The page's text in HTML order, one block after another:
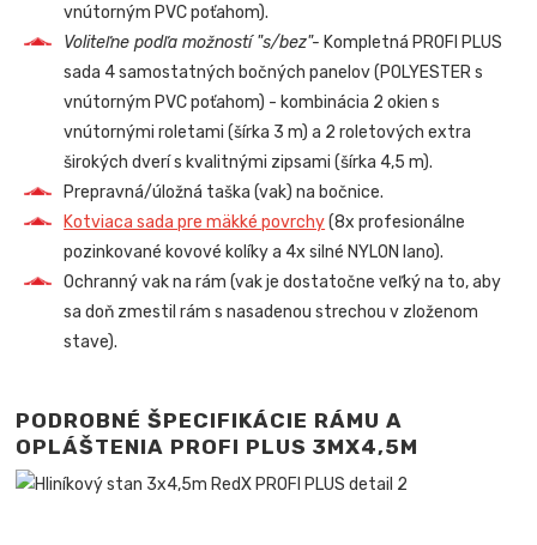
vnútorným PVC poťahom).
Voliteľne podľa možností "s/bez"- Kompletná PROFI PLUS
sada 4 samostatných bočných panelov (POLYESTER s
vnútorným PVC poťahom) - kombinácia 2 okien s
vnútornými roletami (šírka 3 m) a 2 roletových extra
širokých dverí s kvalitnými zipsami (šírka 4,5 m).
Prepravná/úložná taška (vak) na bočnice.
Kotviaca sada pre mäkké povrchy(8x profesionálne
pozinkované kovové kolíky a 4x silné NYLON lano).
Ochranný vak na rám (vak je dostatočne veľký na to, aby
sa doň zmestil rám s nasadenou strechou v zloženom
stave).
PODROBNÉ ŠPECIFIKÁCIE RÁMU A
OPLÁŠTENIA PROFI PLUS 3MX4,5M